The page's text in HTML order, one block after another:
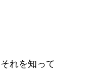
それを知って